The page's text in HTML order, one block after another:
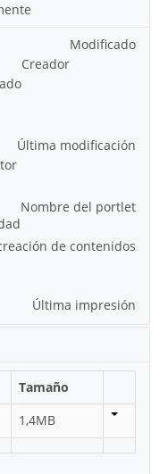
Modificado
Creador
Última modificación
Nombre del portlet
de contenidos
Última impresión
Tamaño
1,4MB